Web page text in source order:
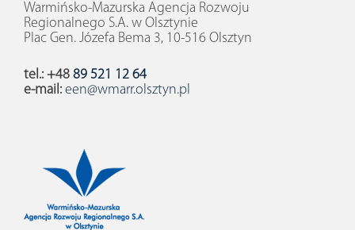
Warmińsko-Mazurska Agencja Rozwoju
Regionalnego S.A. w Olsztynie
Plac Gen. Józefa Bema 3, 10-516 Olsztyn
tel.: +48 89 521 12 64
e-mail: een@wmarr.olsztyn.pl